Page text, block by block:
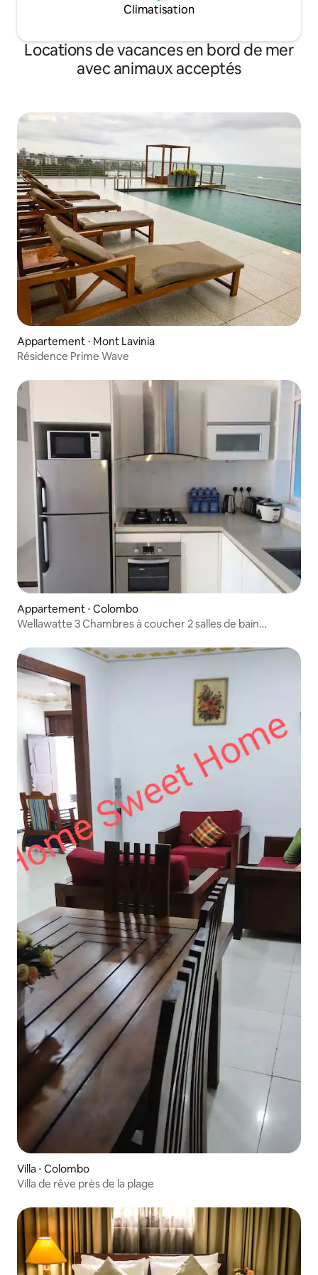
Climatisation
Locations de vacances en bord de mer
avec animaux acceptés
Appartement ⋅ Mont Lavinia
Résidence Prime Wave
Appartement ⋅ Colombo
Wellawatte 3 Chambres à coucher 2 salles de bain
Villa ⋅ Colombo
Villa de rêve près de la plage